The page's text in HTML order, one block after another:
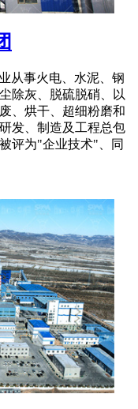
从事火电、水泥、钢
除灰、脱硫脱硝、以
、烘干、超细粉磨和
发、制造及工程总包
评为"企业技术"、同